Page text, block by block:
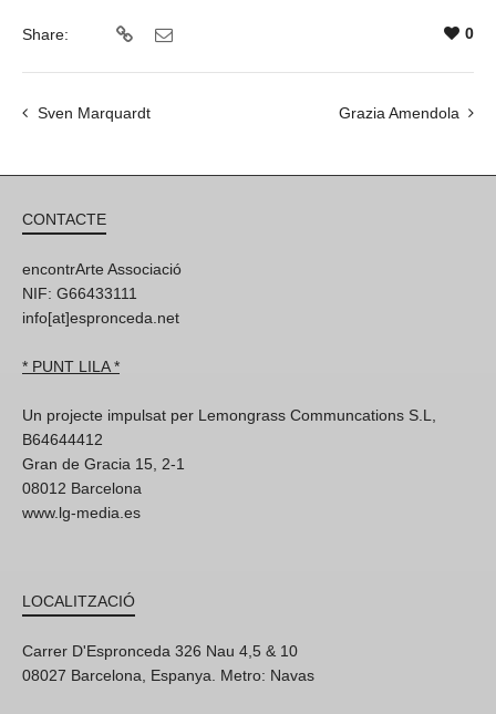
Share: 0
Sven Marquardt Grazia Amendola
CONTACTE
encontrArte Associació
NIF: G66433111
info[at]espronceda.net
* PUNT LILA *
Un projecte impulsat per Lemongrass Communcations S.L,
B64644412
Gran de Gracia 15, 2-1
08012 Barcelona
www.lg-media.es
LOCALITZACIÓ
Carrer D'Espronceda 326 Nau 4,5 & 10
08027 Barcelona, Espanya. Metro: Navas